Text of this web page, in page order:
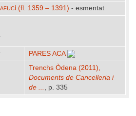
(fl. 1359 – 1391) - esmentat
PARES ACA
Trenchs Òdena (2011),
Documents de Cancelleria i
de ... , p. 335